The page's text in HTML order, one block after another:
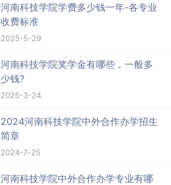
河南科技学院学费多少钱一年-各专业
收费标准
2025-5-29
河南科技学院奖学金有哪些，一般多
少钱?
2025-3-24
2024河南科技学院中外合作办学招生
简章
2024-7-25
河南科技学院中外合作办学专业有哪